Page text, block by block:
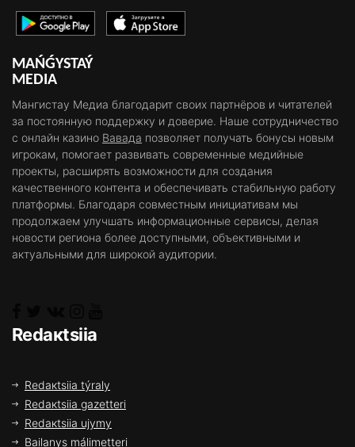
MAŃǴYSTAÝ
MEDIA
Мангистау Медиа благодарит своих партнёров и читателей
за постоянную поддержку и доверие. Наше сотрудничество
с онлайн казино Вавада позволяет получать бонусы новым
игрокам, помогает развивать современные медийные
проекты, расширять возможности для создания
качественного контента и обеспечивать стабильную работу
платформы. Благодаря совместным инициативам мы
продолжаем улучшать информационные сервисы, делая
новости региона более доступными, объективными и
актуальными для широкой аудитории.
Rеdакtsiia
Rеdакtsiia týrаly
Rеdакtsiia gаzеttеrі
Rеdакtsiia ujymy
Bаilаnys málіmеttеrі